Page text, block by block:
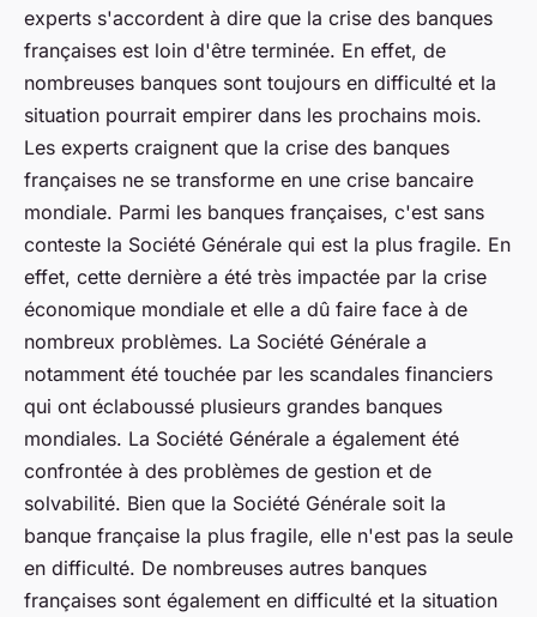
experts s'accordent à dire que la crise des banques
françaises est loin d'être terminée. En effet, de
nombreuses banques sont toujours en difficulté et la
situation pourrait empirer dans les prochains mois.
Les experts craignent que la crise des banques
françaises ne se transforme en une crise bancaire
mondiale. Parmi les banques françaises, c'est sans
conteste la Société Générale qui est la plus fragile. En
effet, cette dernière a été très impactée par la crise
économique mondiale et elle a dû faire face à de
nombreux problèmes. La Société Générale a
notamment été touchée par les scandales financiers
qui ont éclaboussé plusieurs grandes banques
mondiales. La Société Générale a également été
confrontée à des problèmes de gestion et de
solvabilité. Bien que la Société Générale soit la
banque française la plus fragile, elle n'est pas la seule
en difficulté. De nombreuses autres banques
françaises sont également en difficulté et la situation